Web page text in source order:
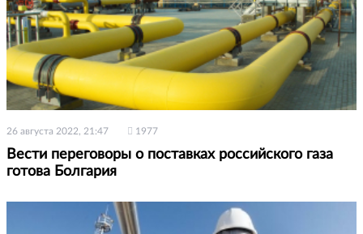
26 августа 2022, 21:47 1977
Вести переговоры о поставках российского газа
готова Болгария